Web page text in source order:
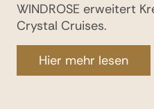
WINDROSE erweitert
Crystal Cruises.
Hier mehr lesen